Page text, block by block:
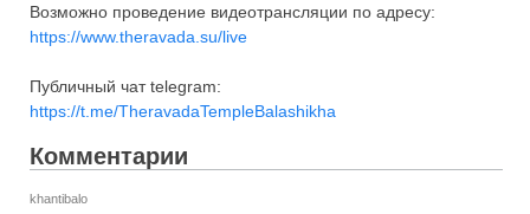
Возможно проведение видеотрансляции по адресу:
https://www.theravada.su/live
Публичный чат telegram:
https://t.me/TheravadaTempleBalashikha
Комментарии
khantibalo